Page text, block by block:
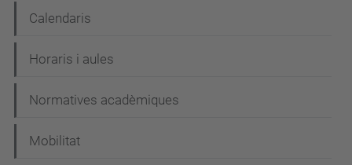
Calendaris
Horaris i aules
Normatives acadèmiques
Mobilitat